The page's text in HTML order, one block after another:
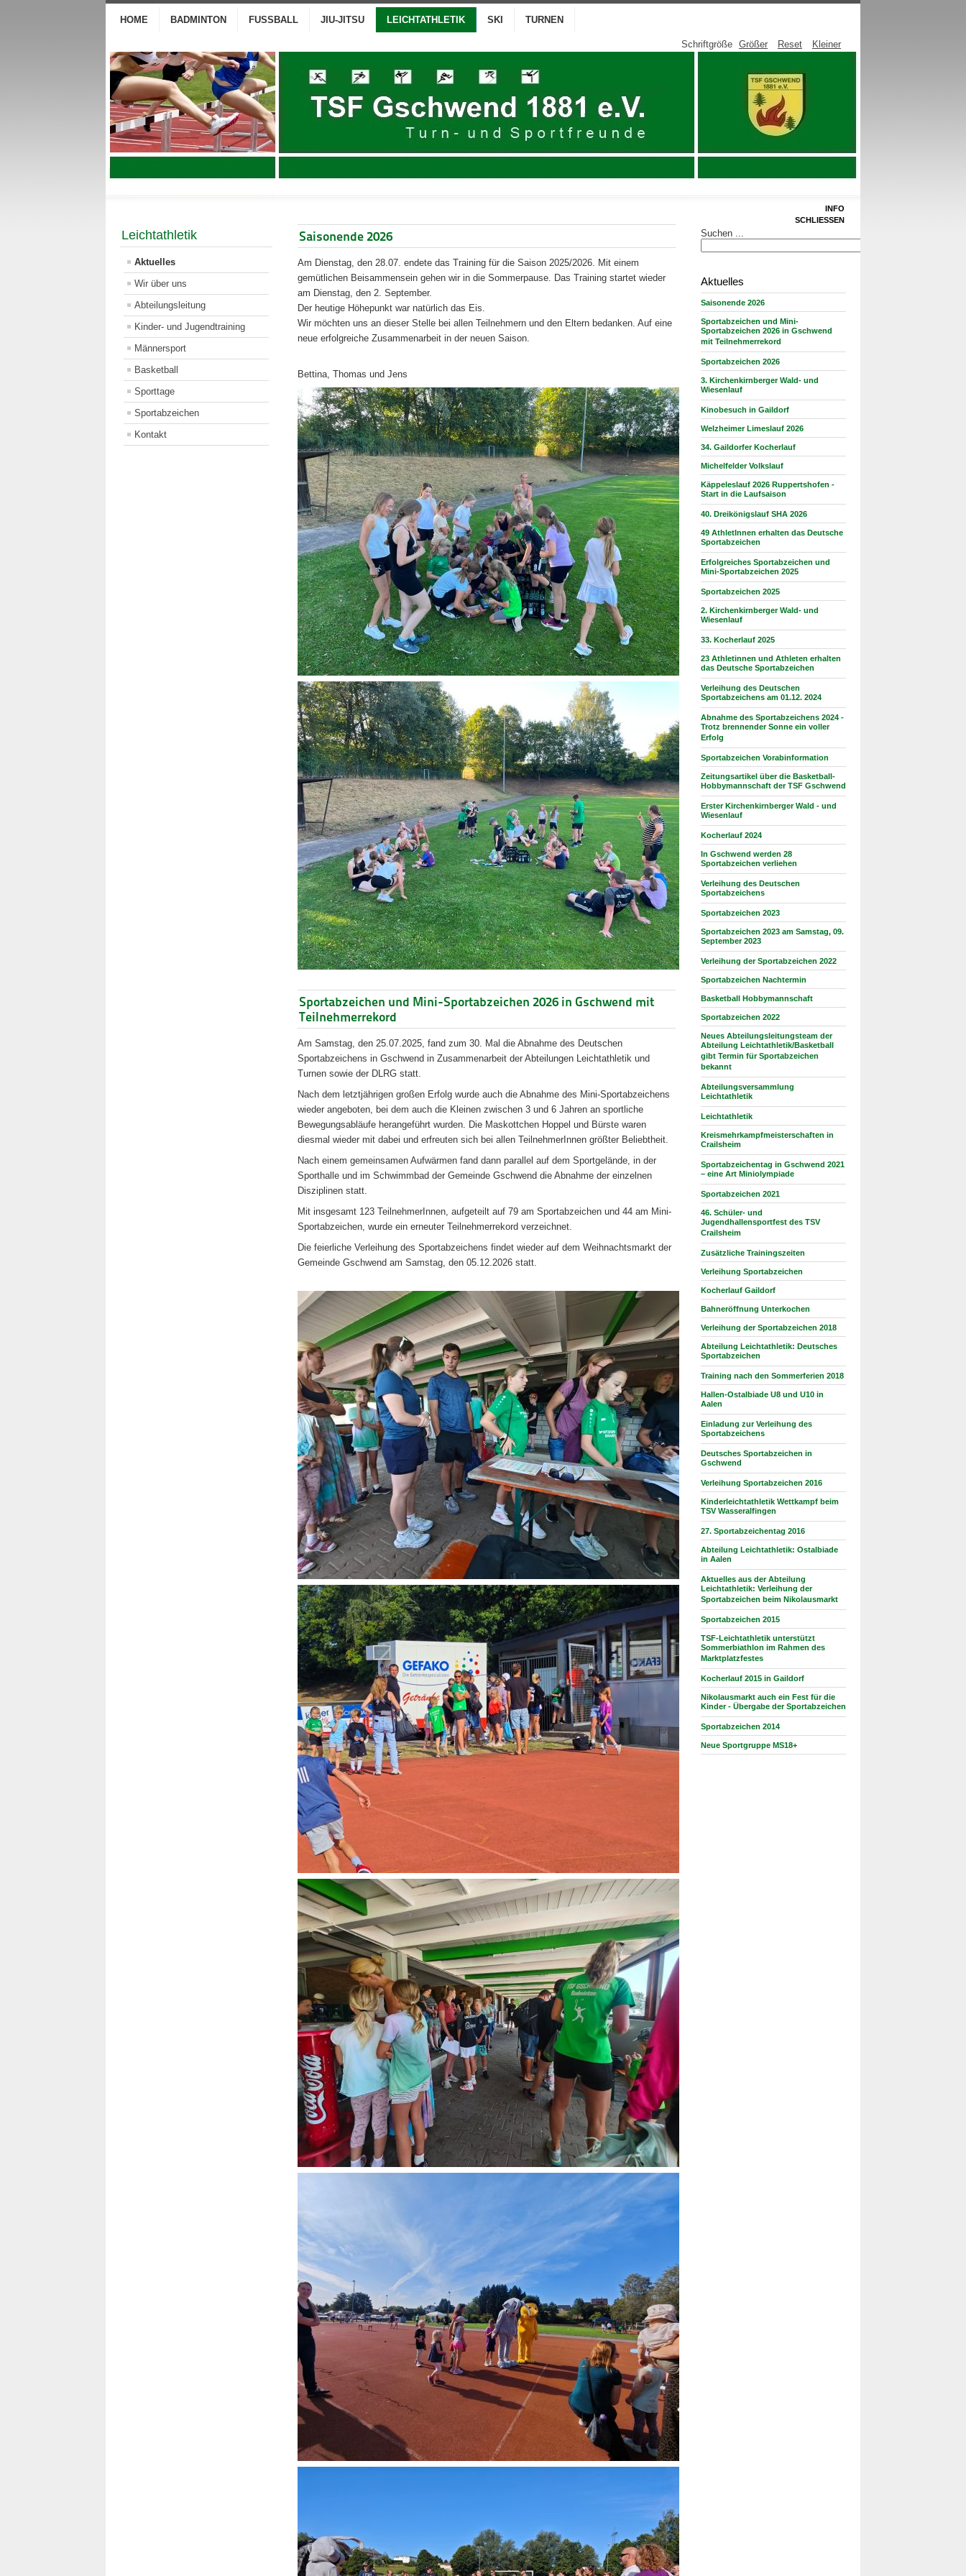
HOME BADMINTON FUSSBALL JIU-JITSU LEICHTATHLETIK SKI TURNEN
Schriftgröße Größer Reset Kleiner
Leichtathletik
Aktuelles
Wir über uns
Abteilungsleitung
Kinder- und Jugendtraining
Männersport
Basketball
Sporttage
Sportabzeichen
Kontakt
Saisonende 2026
Am Dienstag, den 28.07. endete das Training für die Saison 2025/2026. Mit einem
gemütlichen Beisammensein gehen wir in die Sommerpause. Das Training startet wieder
am Dienstag, den 2. September.
Der heutige Höhepunkt war natürlich das Eis.
Wir möchten uns an dieser Stelle bei allen Teilnehmern und den Eltern bedanken. Auf eine
neue erfolgreiche Zusammenarbeit in der neuen Saison.
Bettina, Thomas und Jens
Sportabzeichen und Mini-Sportabzeichen 2026 in Gschwend mit
Teilnehmerrekord
Am Samstag, den 25.07.2025, fand zum 30. Mal die Abnahme des Deutschen
Sportabzeichens in Gschwend in Zusammenarbeit der Abteilungen Leichtathletik und
Turnen sowie der DLRG statt.
Nach dem letztjährigen großen Erfolg wurde auch die Abnahme des Mini-Sportabzeichens
wieder angeboten, bei dem auch die Kleinen zwischen 3 und 6 Jahren an sportliche
Bewegungsabläufe herangeführt wurden. Die Maskottchen Hoppel und Bürste waren
diesmal wieder mit dabei und erfreuten sich bei allen TeilnehmerInnen größter Beliebtheit.
Nach einem gemeinsamen Aufwärmen fand dann parallel auf dem Sportgelände, in der
Sporthalle und im Schwimmbad der Gemeinde Gschwend die Abnahme der einzelnen
Disziplinen statt.
Mit insgesamt 123 TeilnehmerInnen, aufgeteilt auf 79 am Sportabzeichen und 44 am Mini-
Sportabzeichen, wurde ein erneuter Teilnehmerrekord verzeichnet.
Die feierliche Verleihung des Sportabzeichens findet wieder auf dem Weihnachtsmarkt der
Gemeinde Gschwend am Samstag, den 05.12.2026 statt.
INFO
SCHLIESSEN
Suchen ...
Aktuelles
Saisonende 2026
Sportabzeichen und Mini-
Sportabzeichen 2026 in Gschwend
mit Teilnehmerrekord
Sportabzeichen 2026
3. Kirchenkirnberger Wald- und
Wiesenlauf
Kinobesuch in Gaildorf
Welzheimer Limeslauf 2026
34. Gaildorfer Kocherlauf
Michelfelder Volkslauf
Käppeleslauf 2026 Ruppertshofen -
Start in die Laufsaison
40. Dreikönigslauf SHA 2026
49 AthletInnen erhalten das Deutsche
Sportabzeichen
Erfolgreiches Sportabzeichen und
Mini-Sportabzeichen 2025
Sportabzeichen 2025
2. Kirchenkirnberger Wald- und
Wiesenlauf
33. Kocherlauf 2025
23 Athletinnen und Athleten erhalten
das Deutsche Sportabzeichen
Verleihung des Deutschen
Sportabzeichens am 01.12. 2024
Abnahme des Sportabzeichens 2024 -
Trotz brennender Sonne ein voller
Erfolg
Sportabzeichen Vorabinformation
Zeitungsartikel über die Basketball-
Hobbymannschaft der TSF Gschwend
Erster Kirchenkirnberger Wald - und
Wiesenlauf
Kocherlauf 2024
In Gschwend werden 28
Sportabzeichen verliehen
Verleihung des Deutschen
Sportabzeichens
Sportabzeichen 2023
Sportabzeichen 2023 am Samstag, 09.
September 2023
Verleihung der Sportabzeichen 2022
Sportabzeichen Nachtermin
Basketball Hobbymannschaft
Sportabzeichen 2022
Neues Abteilungsleitungsteam der
Abteilung Leichtathletik/Basketball
gibt Termin für Sportabzeichen
bekannt
Abteilungsversammlung
Leichtathletik
Leichtathletik
Kreismehrkampfmeisterschaften in
Crailsheim
Sportabzeichentag in Gschwend 2021
– eine Art Miniolympiade
Sportabzeichen 2021
46. Schüler- und
Jugendhallensportfest des TSV
Crailsheim
Zusätzliche Trainingszeiten
Verleihung Sportabzeichen
Kocherlauf Gaildorf
Bahneröffnung Unterkochen
Verleihung der Sportabzeichen 2018
Abteilung Leichtathletik: Deutsches
Sportabzeichen
Training nach den Sommerferien 2018
Hallen-Ostalbiade U8 und U10 in
Aalen
Einladung zur Verleihung des
Sportabzeichens
Deutsches Sportabzeichen in
Gschwend
Verleihung Sportabzeichen 2016
Kinderleichtathletik Wettkampf beim
TSV Wasseralfingen
27. Sportabzeichentag 2016
Abteilung Leichtathletik: Ostalbiade
in Aalen
Aktuelles aus der Abteilung
Leichtathletik: Verleihung der
Sportabzeichen beim Nikolausmarkt
Sportabzeichen 2015
TSF-Leichtathletik unterstützt
Sommerbiathlon im Rahmen des
Marktplatzfestes
Kocherlauf 2015 in Gaildorf
Nikolausmarkt auch ein Fest für die
Kinder - Übergabe der Sportabzeichen
Sportabzeichen 2014
Neue Sportgruppe MS18+